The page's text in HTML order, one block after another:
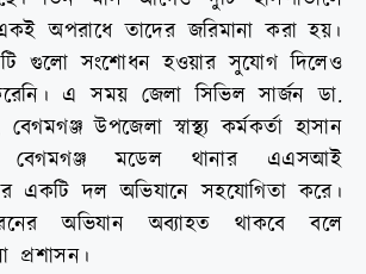
অপরাধে তাদের জরিমানা করা হয়।
গুলো সংশোধন হওয়ার সুযোগ দিলেও
এ সময় জেলা সিভিল সার্জন ডা.
উপজেলা স্বাস্থ্য কর্মকর্তা হাসান
বেগমগঞ্জ মডেল থানার এএসআই
একটি দল অভিযানে সহযোগিতা করে।
অভিযান অব্যাহত থাকবে বলে
প্রশাসন।